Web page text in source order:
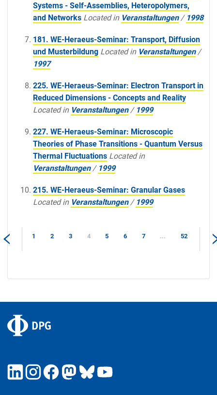
Systems - Self-Assemblies, Heteropolymers,
and Networks Located in Veranstaltungen / 1998
181. WE-Heraeus-Seminar: Transport, Diffusion
und Musterbildung Located in Veranstaltungen /
1997
225. WE-Heraeus-Seminar: Electron Transport in
Reduced Dimensions - Concepts and Reality
Located in Veranstaltungen / 1999
227. WE-Heraeus-Seminar: Microscopic
Theories of Phase Transitions - Quantum Versus
Thermal Fluctuations Located in
Veranstaltungen / 1999
215. WE-Heraeus-Seminar: Granular Gases
Located in Veranstaltungen / 1999
1 2 3 4 5 6 7 ... 52